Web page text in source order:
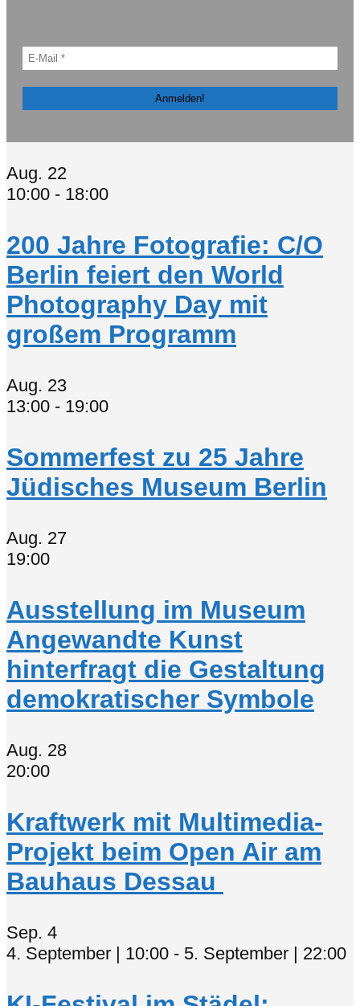
Aug. 22
10:00 - 18:00
200 Jahre Fotografie: C/O
Berlin feiert den World
Photography Day mit
großem Programm
Aug. 23
13:00 - 19:00
Sommerfest zu 25 Jahre
Jüdisches Museum Berlin
Aug. 27
19:00
Ausstellung im Museum
Angewandte Kunst
hinterfragt die Gestaltung
demokratischer Symbole
Aug. 28
20:00
Kraftwerk mit Multimedia-
Projekt beim Open Air am
Bauhaus Dessau
Sep. 4
4. September | 10:00 - 5. September | 22:00